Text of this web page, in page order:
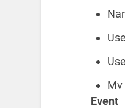
Mv
Event